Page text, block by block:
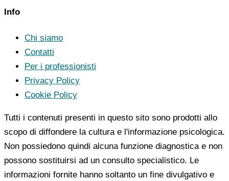
Info
Chi siamo
Contatti
Per i professionisti
Privacy Policy
Cookie Policy
Tutti i contenuti presenti in questo sito sono prodotti allo
scopo di diffondere la cultura e l'informazione psicologica.
Non possiedono quindi alcuna funzione diagnostica e non
possono sostituirsi ad un consulto specialistico. Le
informazioni fornite hanno soltanto un fine divulgativo e